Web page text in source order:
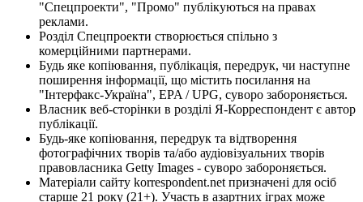
"Спецпроекти", "Промо" публікуються на правах
реклами.
Розділ Спецпроекти створюється спільно з
комерційними партнерами.
Будь яке копіювання, публікація, передрук, чи наступне
поширення інформації, що містить посилання на
"Інтерфакс-Україна", EPA / UPG, суворо забороняється.
Власник веб-сторінки в розділі Я-Корреспондент є автор
публікації.
Будь-яке копіювання, передрук та відтворення
фотографічних творів та/або аудіовізуальних творів
правовласника Getty Images - суворо забороняється.
Матеріали сайту korrespondent.net призначені для осіб
старше 21 року (21+). Участь в азартних іграх може